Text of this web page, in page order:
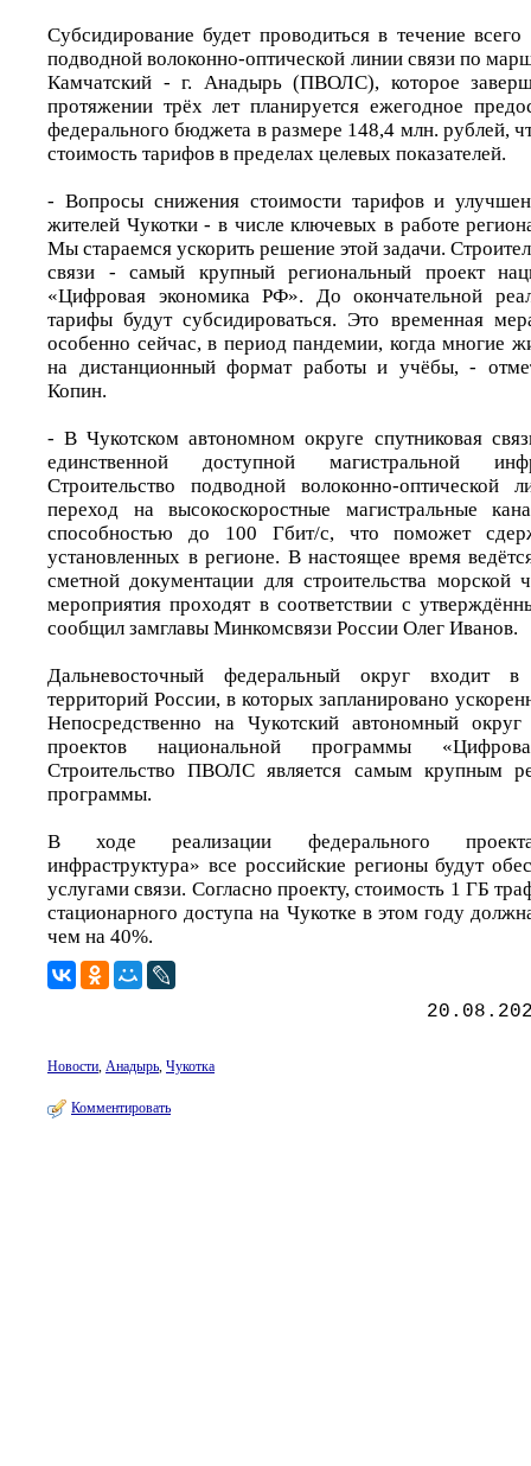
Субсидирование будет проводиться в течение всего
подводной волоконно-оптической линии связи по
Камчатский - г. Анадырь (ПВОЛС), которое
протяжении трёх лет планируется ежегодное
федерального бюджета в размере 148,4 млн. рублей,
стоимость тарифов в пределах целевых показателей.
- Вопросы снижения стоимости тарифов и
жителей Чукотки - в числе ключевых в работе
Мы стараемся ускорить решение этой задачи.
связи - самый крупный региональный проект
«Цифровая экономика РФ». До окончательной
тарифы будут субсидироваться. Это временная
особенно сейчас, в период пандемии, когда многие
на дистанционный формат работы и учёбы, -
Копин.
- В Чукотском автономном округе спутниковая
единственной доступной магистральной
Строительство подводной волоконно-оптической
переход на высокоскоростные магистральные
способностью до 100 Гбит/с, что поможет
установленных в регионе. В настоящее время
сметной документации для строительства морской
мероприятия проходят в соответствии с
сообщил замглавы Минкомсвязи России Олег Иванов.
Дальневосточный федеральный округ входит в
территорий России, в которых запланировано
Непосредственно на Чукотский автономный округ
проектов национальной программы
Строительство ПВОЛС является самым крупным
программы.
В ходе реализации федерального
инфраструктура» все российские регионы будут
услугами связи. Согласно проекту, стоимость 1 ГБ
стационарного доступа на Чукотке в этом году
чем на 40%.
Новости, Анадырь, Чукотка
Комментировать